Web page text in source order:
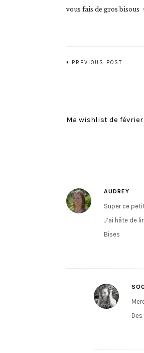
vous fais de gros bisous
PREVIOUS POST
Ma wishlist de février
AUDREY
Super ce
J’ai hâte de
Bises